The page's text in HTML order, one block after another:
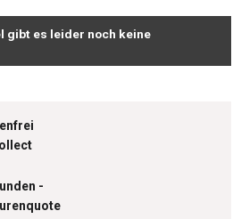
gibt es leider noch keine
-